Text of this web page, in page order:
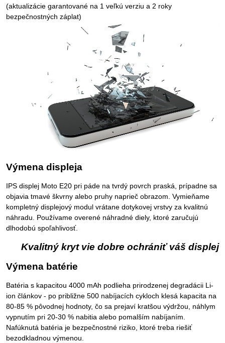
(aktualizácie garantované na 1 veľkú verziu a 2 roky
bezpečnostných záplat)
Výmena displeja
IPS displej Moto E20 pri páde na tvrdý povrch praská, prípadne sa
objavia tmavé škvrny alebo pruhy naprieč obrazom. Vymieňame
kompletný displejový modul vrátane dotykovej vrstvy za kvalitnú
náhradu. Používame overené náhradné diely, ktoré zaručujú
dlhodobú spoľahlivosť.
Kvalitný kryt vie dobre ochrániť váš displej
Výmena batérie
Batéria s kapacitou 4000 mAh podlieha prirodzenej degradácii Li-
ion článkov - po približne 500 nabíjacích cykloch klesá kapacita na
80-85 % pôvodnej hodnoty, čo sa prejaví kratšou výdržou, náhlym
vypnutím pri 20-30 % nabitia alebo pomalším nabíjaním.
Nafúknutá batéria je bezpečnostné riziko, ktoré treba riešiť
bezodkladnou výmenou.